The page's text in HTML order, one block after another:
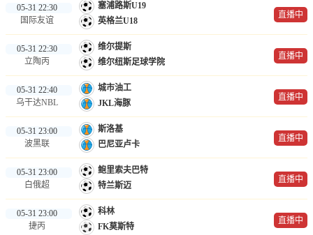
05-31 22:30
国际友谊
塞浦路斯U19
英格兰U18
直播中
05-31 22:30
立陶丙
维尔提斯
维尔纽斯足球学院
直播中
05-31 22:40
乌干达NBL
城市油工
JKL海豚
直播中
05-31 23:00
波黑联
斯洛基
巴尼亚卢卡
直播中
05-31 23:00
白俄超
鲍里索夫巴特
特兰斯迈
直播中
05-31 23:00
捷丙
科林
FK莫斯特
直播中